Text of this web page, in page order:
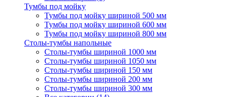
Тумбы под мойку
Тумбы под мойку шириной 500 мм
Тумбы под мойку шириной 600 мм
Тумбы под мойку шириной 800 мм
Столы-тумбы напольные
Столы-тумбы шириной 1000 мм
Столы-тумбы шириной 1050 мм
Столы-тумбы шириной 150 мм
Столы-тумбы шириной 200 мм
Столы-тумбы шириной 300 мм